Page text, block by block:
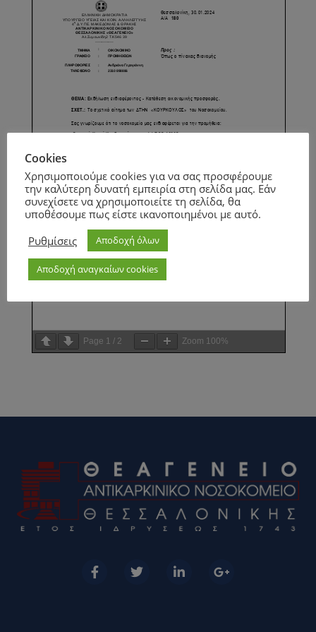
Page 1 / 2 Zoom 100%
Cookies
Χρησιμοποιούμε cookies για να σας προσφέρουμε
την καλύτερη δυνατή εμπειρία στη σελίδα μας. Εάν
συνεχίσετε να χρησιμοποιείτε τη σελίδα, θα
υποθέσουμε πως είστε ικανοποιημένοι με αυτό.
Ρυθμίσεις
Αποδοχή όλων
Αποδοχή αναγκαίων cookies